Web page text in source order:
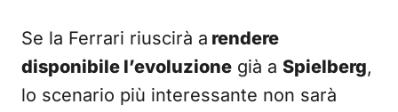
Se la Ferrari riuscirà a rendere
disponibile l’evoluzione già a Spielberg,
lo scenario più interessante non sarà